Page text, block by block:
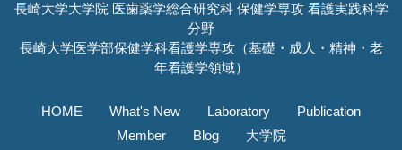
長崎大学大学院 医歯薬学総合研究科 保健学専攻 看護実践科学
分野
長崎大学医学部保健学科看護学専攻（基礎・成人・精神・老
年看護学領域）
HOME What's New Laboratory
Publication
Member
Blog 大学院